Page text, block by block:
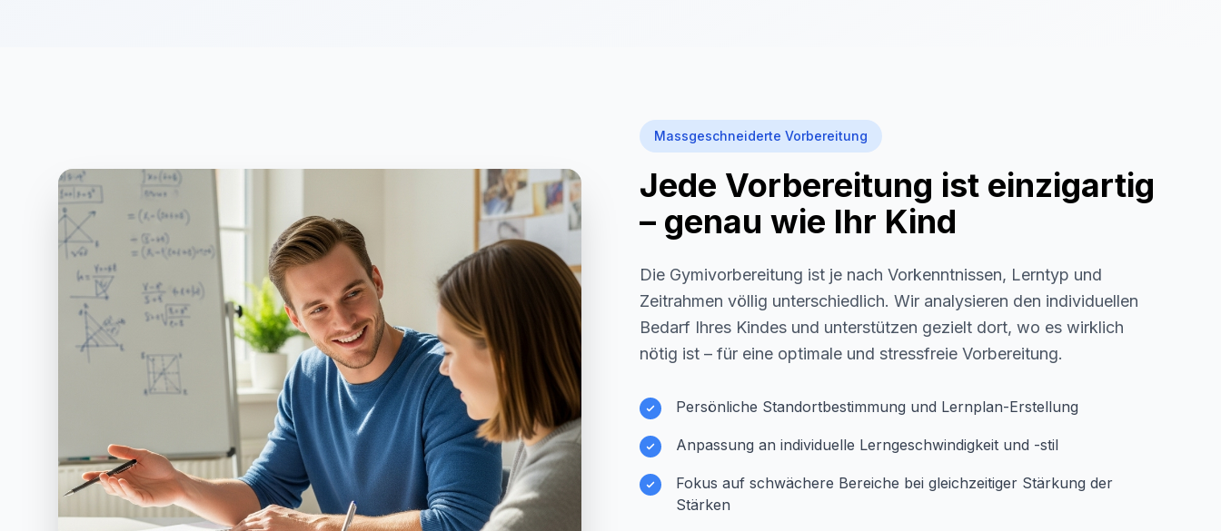
Massgeschneiderte Vorbereitung
Jede Vorbereitung ist einzigartig
– genau wie Ihr Kind
Die Gymivorbereitung ist je nach Vorkenntnissen, Lerntyp und
Zeitrahmen völlig unterschiedlich. Wir analysieren den individuellen
Bedarf Ihres Kindes und unterstützen gezielt dort, wo es wirklich
nötig ist – für eine optimale und stressfreie Vorbereitung.
Persönliche Standortbestimmung und Lernplan-Erstellung
Anpassung an individuelle Lerngeschwindigkeit und -stil
Fokus auf schwächere Bereiche bei gleichzeitiger Stärkung der
Stärken